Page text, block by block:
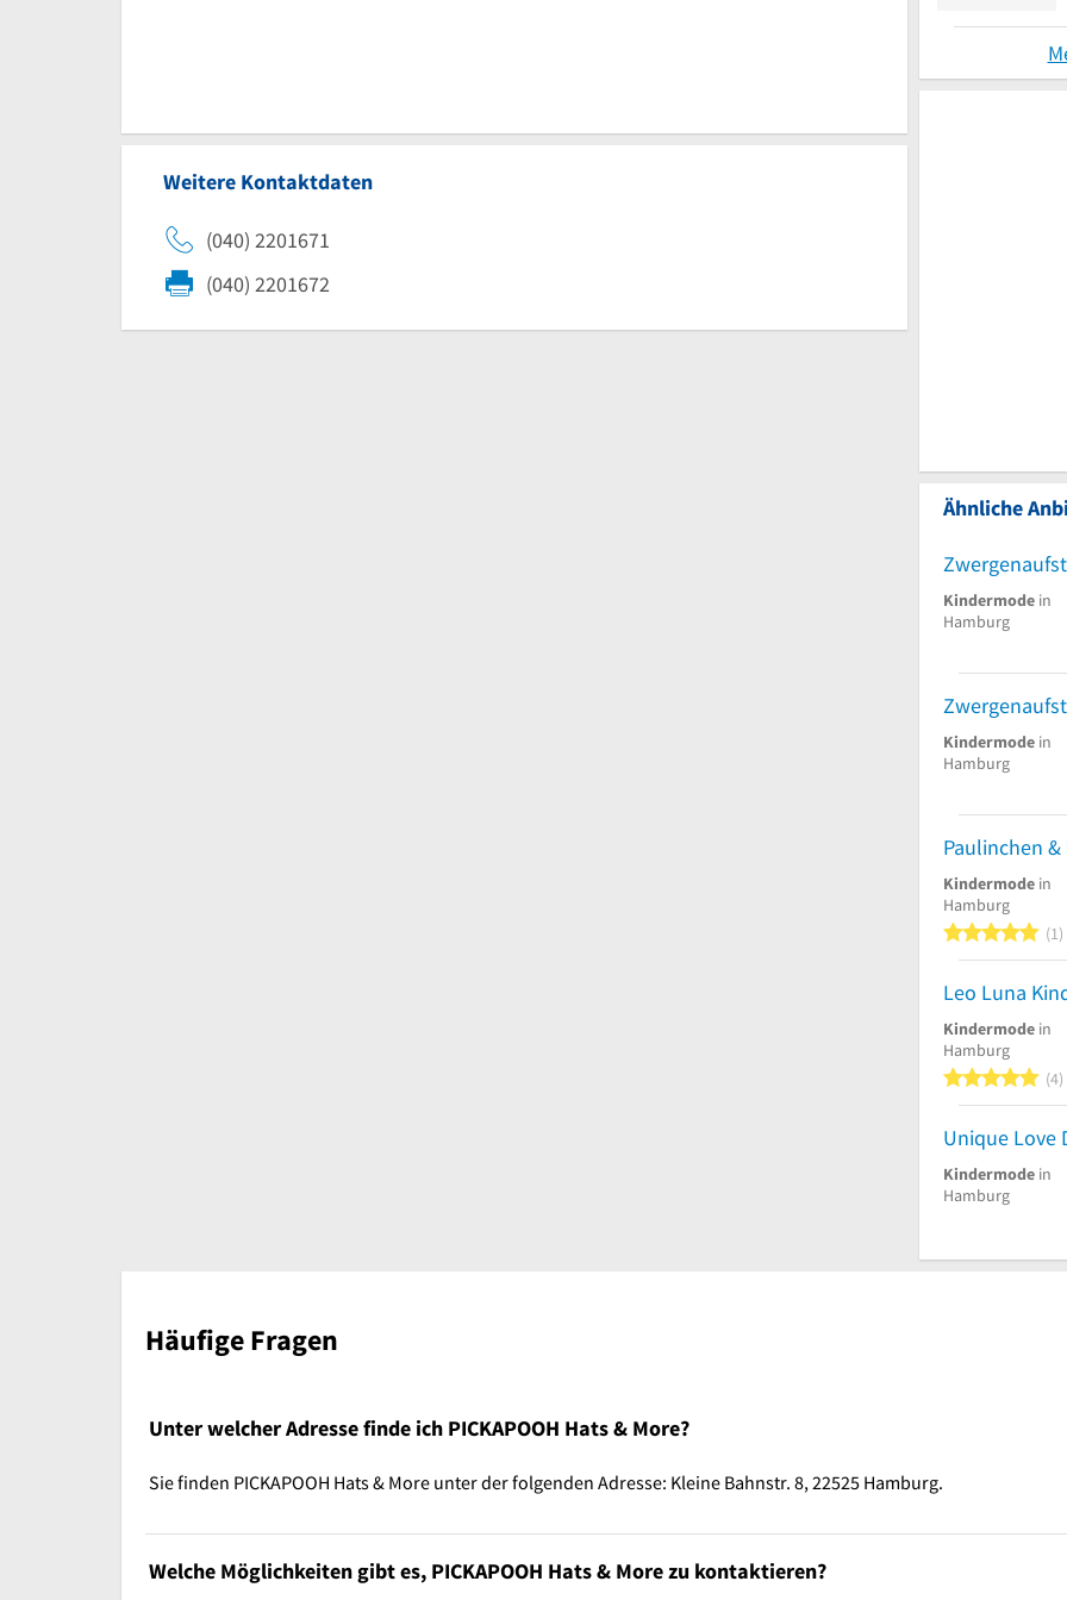
Weitere Kontaktdaten
(040) 2201671
(040) 2201672
Ähnliche
Kindermode in
Hamburg
Kindermode in
Hamburg
Paulinchen &
Kindermode in
Hamburg
5
1
Leo Luna
Kindermode in
Hamburg
Unique Love
Unter welcher Adresse finde ich PICKAPOOH Hats & More?
Sie finden PICKAPOOH Hats & More unter der folgenden Adresse: Kleine Bahnstr. 8, 22525 Hamburg.